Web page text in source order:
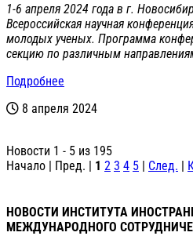
1-6 апреля 2024 года в г.
Всероссийская научная
молодых ученых. Программа
секцию по различным
Подробнее
8 апреля 2024
Новости 1 - 5 из 195
Начало | Пред. | 1 2 3 4 5 | След. |
НОВОСТИ ИНСТИТУТА
МЕЖДУНАРОДНОГО